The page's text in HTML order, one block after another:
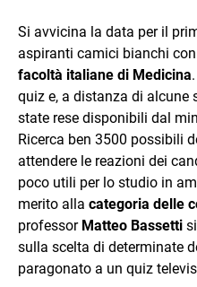
esercizi online, video
Ogni lezione è pensata
della propria materia
affrontati dagli
anche quelli più ostici,
immediato e l'ausilio di
della spiegazione
Si avvicina la data per il
aspiranti camici bianchi
facoltà italiane di Medicina
quiz e, a distanza di alcune
state rese disponibili dal
Ricerca ben 3500 possibili
attendere le reazioni dei
poco utili per lo studio in
merito alla categoria delle
professor Matteo Bassetti
sulla scelta di determinate
paragonato a un quiz